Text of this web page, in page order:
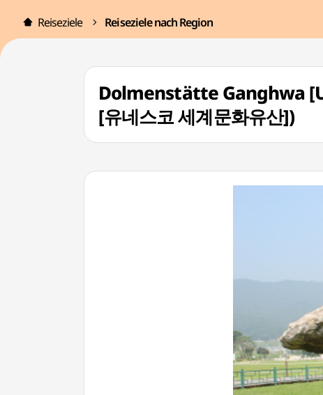
Reiseziele Reiseziele nach Region
Dolmenstätte Ganghwa
[유네스코 세계문화유산])